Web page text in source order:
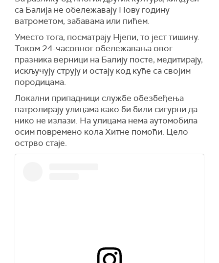
са Балија не обележавају Нову годину
ватрометом, забавама или пићем.
Уместо тога, посматрају Нјепи, то јест тишину.
Током 24-часовног обележавања овог
празника верници на Балију посте, медитирају,
искључују струју и остају код куће са својим
породицама.
Локални припадници службе обезбеђења
патролирају улицама како би били сигурни да
нико не излази. На улицама нема аутомобила
осим повремено кола Хитне помоћи. Цело
острво стаје.